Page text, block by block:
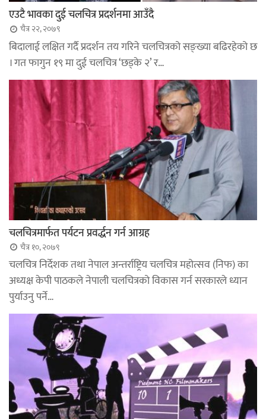
एउटै भावका दुई चलचित्र प्रदर्शनमा आउँदै
चैत्र २२, २०७९
बिदालाई लक्षित गर्दै प्रदर्शन तय गरिने चलचित्रको सङ्ख्या बढिरहेको छ
। गत फागुन १९ मा दुई चलचित्र ‘छड्के २’ र…
चलचित्रमार्फत पर्यटन प्रवर्द्धन गर्न आग्रह
चैत्र १०, २०७९
चलचित्र निर्देशक तथा नेपाल अन्तर्राष्ट्रिय चलचित्र महोत्सव (निफ) का
अध्यक्ष केपी पाठकले नेपाली चलचित्रको विकास गर्न सरकारले ध्यान
पुर्याउनु पर्ने…